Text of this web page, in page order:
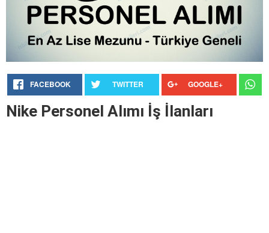
FACEBOOK TWITTER GOOGLE+
Nike Personel Alımı İş İlanları